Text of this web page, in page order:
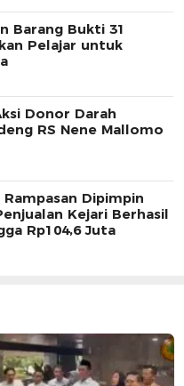
Barang Bukti 31
Pelajar untuk
Donor Darah
RS Nene Mallomo
Dipimpin
Kejari Berhasil
Rp104,6 Juta